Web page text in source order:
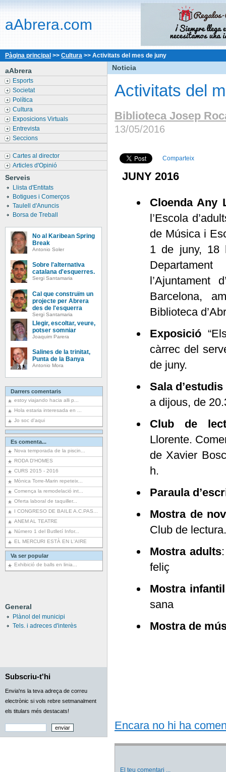
aAbrera.com
Pàgina principal >> Cultura >> Activitats del mes de juny
aAbrera
Esports
Societat
Política
Cultura
Exposicions Virtuals
Entrevista
Seccions
Cartes al director
Articles d'Opinió
Serveis
Llista d'Entitats
Botigues i Comerços
Taulell d'Anuncis
Borsa de Treball
No al Karibean Spring
Break
Antonio Soler
Sobre l'alternativa
catalana d'esquerres.
Sergi Santamaria
Cal que construïm un
projecte per Abrera
des de l'esquerra
Sergi Santamaria
Llegir, escoltar, veure,
potser somniar
Joaquim Parera
Salines de la trinitat,
Punta de la Banya
Antonio Mora
Darrers comentaris
estoy viajando hacia alli p...
Hola estaria interesada en ...
Jo soc d'aqui
Es comenta...
Nova temporada de la piscin...
RODA D'HOMES
CURS 2015 - 2016
Mònica Torre-Marin repeteix...
Comença la remodelació int...
Oferta laboral de taquiller...
I CONGRESO DE BAILE A.C.PAS...
ANEM AL TEATRE
Número 1 del Butlletí Infor...
EL MERCURI ESTÀ EN L'AIRE
Va ser popular
Exhibició de balls en linia...
General
Plànol del municipi
Tels. i adreces d'interès
Subscriu-t'hi
Envia'ns la teva adreça de correu
electrònic si vols rebre setmanalment
els titulars més destacats!
Noticia
Activitats del
Biblioteca Josep
13/05/2016
Comparteix
JUNY 2016
Cloenda Any
l’Escola
de Música i
1 de juny, 18
l’Ajuntament
Barcelona,
Biblioteca
Exposició
càrrec del
de juny.
Sala d’estudis
a dijous, de
Club de
Llorente.
de Xavier
h.
Paraula
Mostra de
Club de lectura.
Mostra adults
feliç
Mostra infantil
sana
Mostra de
Encara no hi ha
El teu comentari ...